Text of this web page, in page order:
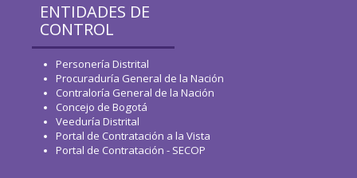
ENTIDADES DE
CONTROL
Personería Distrital
Procuraduría General de la Nación
Contraloría General de la Nación
Concejo de Bogotá
Veeduría Distrital
Portal de Contratación a la Vista
Portal de Contratación - SECOP